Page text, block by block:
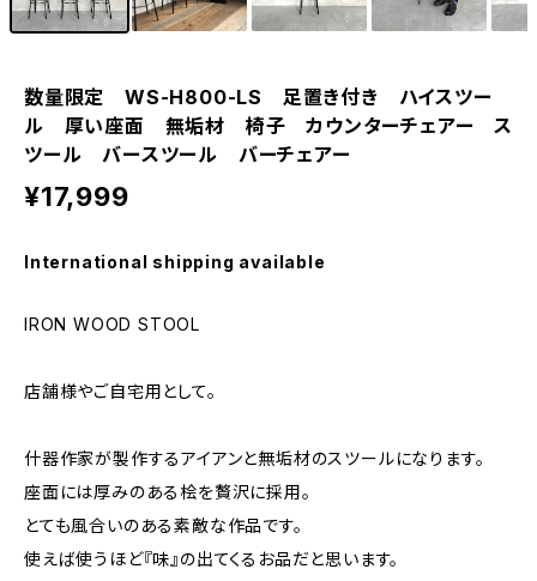
数量限定 WS-H800-LS 足置き付き ハイスツー
ル 厚い座面 無垢材 椅子 カウンターチェアー ス
ツール バースツール バーチェアー
¥17,999
International shipping available
IRON WOOD STOOL
店舗様やご自宅用として。
什器作家が製作するアイアンと無垢材のスツールになります。
座面には厚みのある桧を贅沢に採用。
とても風合いのある素敵な作品です。
使えば使うほど『味』の出てくるお品だと思います。